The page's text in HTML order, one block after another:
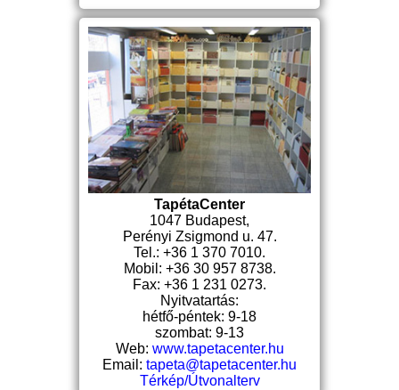
TapétaCenter
1047 Budapest,
Perényi Zsigmond u. 47.
Tel.: +36 1 370 7010.
Mobil: +36 30 957 8738.
Fax: +36 1 231 0273.
Nyitvatartás:
hétfő-péntek: 9-18
szombat: 9-13
Web: www.tapetacenter.hu
Email: tapeta@tapetacenter.hu
Térkép/Útvonalterv